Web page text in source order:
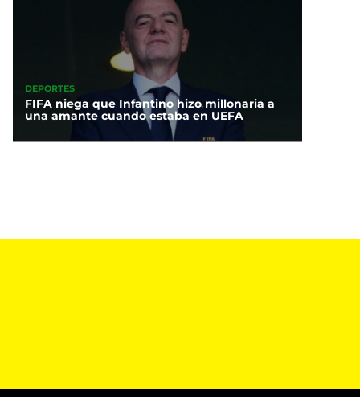
DEPORTES
FIFA niega que Infantino hizo millonaria a
una amante cuando estaba en UEFA